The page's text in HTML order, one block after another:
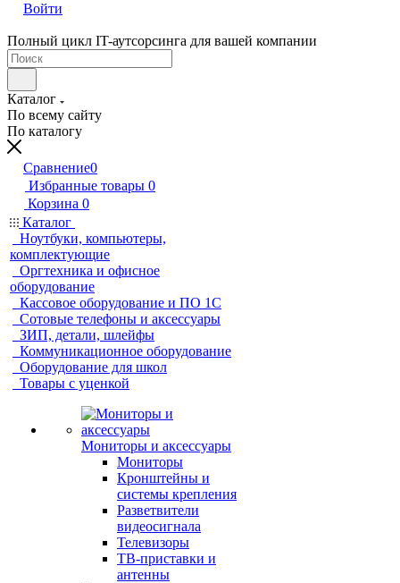
Войти
Полный цикл IT-аутсорсинга для вашей компании
Каталог
По всему сайту
По каталогу
Сравнение0
Избранные товары 0
Корзина 0
Каталог
Ноутбуки, компьютеры,
комплектующие
Оргтехника и офисное
оборудование
Кассовое оборудование и ПО 1С
Сотовые телефоны и аксессуары
ЗИП, детали, шлейфы
Коммуникационное оборудование
Оборудование для школ
Товары с уценкой
Мониторы и аксессуары
Мониторы
Кронштейны и
системы крепления
Разветвители
видеосигнала
Телевизоры
ТВ-приставки и
антенны